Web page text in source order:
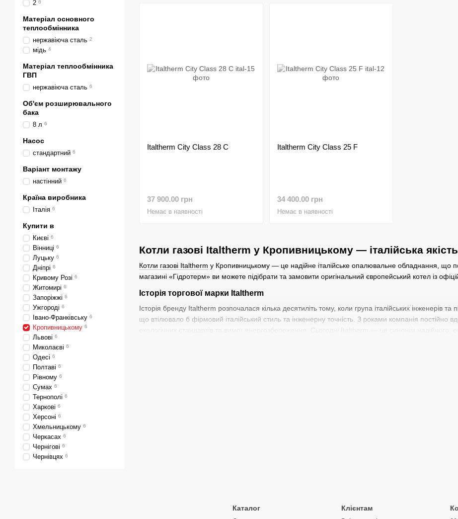
Котли газові Italtherm у Кропивницькому — італійська
Котли газові Italtherm у Кропивницькому — це надійне італійське опалювальне обладнання, що
магазині «Гідротерм» ви можете підібрати та замовити оригінальний європейський котел із
Історія торгової марки Italtherm
Історія бренду Italtherm розпочалася кілька десятиліть тому, коли група італійських інженерів
що втілювало б фірмовий італійський стиль та інженерну точність. З роками компанія постійно
Italtherm City Class 28 C
37 900.00 грн
Немає в наявності
Italtherm City Class 25 F
34 400.00 грн
Немає в наявності
2 6
Матеріал основного
теплообмінника
нержавіюча сталь 2
мідь 4
Матеріал теплообмінника
ГВП
нержавіюча сталь 6
Об'єм розширювального
бака
8 л 6
Насос
стандартний 6
Варіант монтажу
настінний 6
Країна виробника
Італія 6
Купити в
Києві 6
Вінниці 6
Луцьку 6
Дніпрі 6
Кривому Розі 6
Житомирі 6
Запоріжжі 6
Ужгороді 6
Івано-Франківську 6
Кропивницькому 6
Львові 6
Миколаєві 6
Одесі 6
Полтаві 6
Рівному 6
Сумах 6
Тернополі 6
Харкові 6
Херсоні 6
Хмельницькому 6
Черкасах 6
Чернігові 6
Чернівцях 6
Каталог Клієнтам